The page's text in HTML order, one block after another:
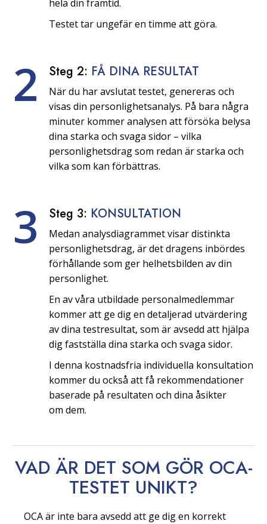
hela din framtid.
Testet tar ungefär en timme att göra.
2 Steg 2: FÅ DINA RESULTAT
När du har avslutat testet, genereras och
visas din personlighetsanalys. På bara några
minuter kommer analysen att försöka belysa
dina starka och svaga sidor – vilka
personlighetsdrag som redan är starka och
vilka som kan förbättras.
3 Steg 3: KONSULTATION
Medan analysdiagrammet visar distinkta
personlighetsdrag, är det dragens inbördes
förhållande som ger helhetsbilden av din
personlighet.
En av våra utbildade personalmedlemmar
kommer att ge dig en detaljerad utvärdering
av dina testresultat, som är avsedd att hjälpa
dig fastställa dina starka och svaga sidor.
I denna kostnadsfria individuella konsultation
kommer du också att få rekommendationer
baserade på resultaten och dina åsikter
om dem.
VAD ÄR DET SOM GÖR OCA-
TESTET UNIKT?
OCA är inte bara avsedd att ge dig en korrekt